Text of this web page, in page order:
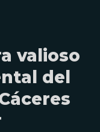
valioso
del